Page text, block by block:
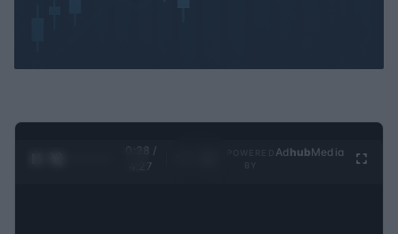
0:29 /
4:27
Ad hubMedia